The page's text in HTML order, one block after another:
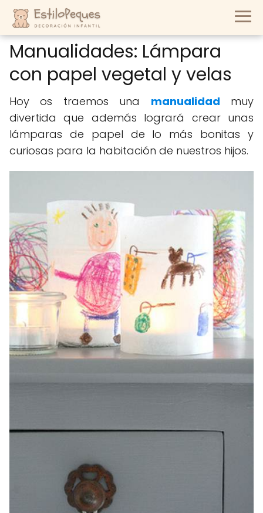
Manualidades: Lámpara
con papel vegetal y velas
Hoy os traemos una manualidad
muy
divertida que además logrará crear unas
lámparas de papel de lo más bonitas y
curiosas para la habitación de nuestros hijos.